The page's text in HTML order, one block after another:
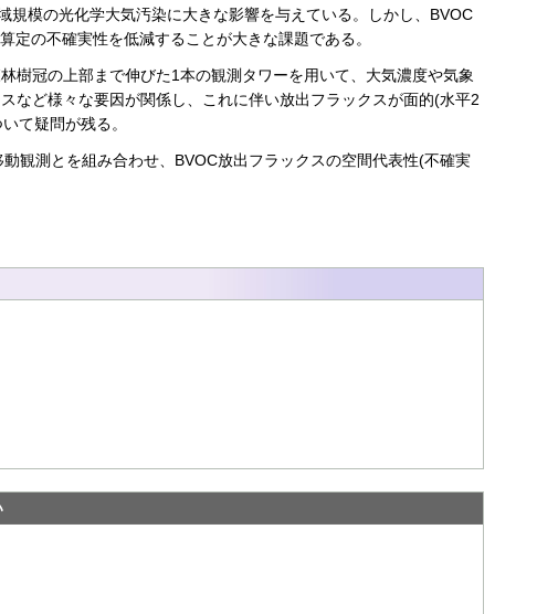
模の光化学大気汚染に大きな影響を与えている。しかし、BVOC
の不確実性を低減することが大きな課題である。
樹冠の上部まで伸びた1本の観測タワーを用いて、大気濃度や気象
など様々な要因が関係し、これに伴い放出フラックスが面的(水平2
て疑問が残る。
観測とを組み合わせ、BVOC放出フラックスの空間代表性(不確実